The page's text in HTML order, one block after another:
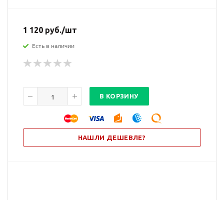
1 120 руб./шт
Есть в наличии
В КОРЗИНУ
НАШЛИ ДЕШЕВЛЕ?